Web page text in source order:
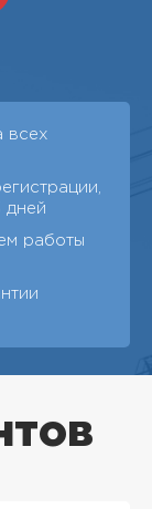
всех
дней
работы